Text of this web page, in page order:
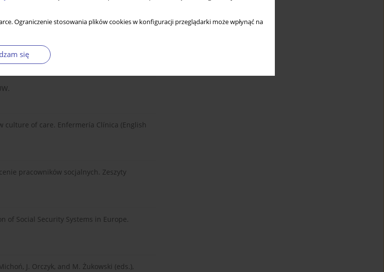
Ograniczenie stosowania plików cookies w konfiguracji przeglądarki może wpłynąć na
się
Verlag.
Potential for business, social
culture of care. Enfermería Clínica (English
pracowników socjalnych. Zeszyty
of Social Security Systems in Europe.
J. Orczyk, and M. Żukowski (eds.),